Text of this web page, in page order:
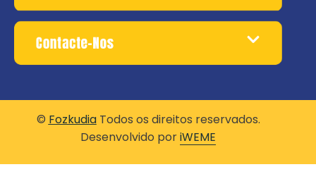
Contacte-Nos
© FozkudiaTodos os direitos reservados.
Desenvolvido poriWEME